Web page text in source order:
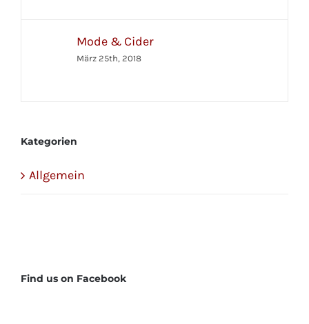
Mode & Cider
März 25th, 2018
Kategorien
Allgemein
Find us on Facebook